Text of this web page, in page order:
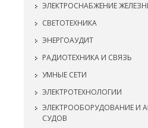
ЭЛЕКТРОСНАБЖЕНИЕ
СВЕТОТЕХНИКА
ЭНЕРГОАУДИТ
РАДИОТЕХНИКА И СВЯЗЬ
УМНЫЕ СЕТИ
ЭЛЕКТРОТЕХНОЛОГИИ
ЭЛЕКТРООБОРУДОВАНИЕ И
СУДОВ